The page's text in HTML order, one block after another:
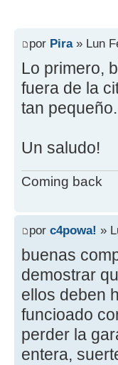
por Pira» Lun
Lo primero,
fuera de la
tan pequeño.
Un saludo!
Coming back
por c4powa! »
buenas
demostrar
ellos deben
funcioado
perder la
entera,